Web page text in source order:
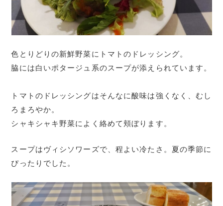
色とりどりの新鮮野菜にトマトのドレッシング。
脇には白いポタージュ系のスープが添えられています。
トマトのドレッシングはそんなに酸味は強くなく、むし
ろまろやか。
シャキシャキ野菜によく絡めて頬ぼります。
スープはヴィシソワーズで、程よい冷たさ。夏の季節に
ぴったりでした。